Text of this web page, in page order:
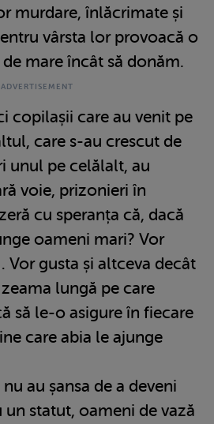
murdare, înlăcrimate și
vârsta lor provoacă o
mare încât să donăm.
copilașii care au venit pe
care s-au crescut de
unul pe celălalt, au
voie, prizonieri în
cu speranța că, dacă
oameni mari? Vor
Vor gusta și altceva decât
lungă pe care
să le-o asigure în fiecare
care abia le ajunge
au șansa de a deveni
un statut, oameni de vază